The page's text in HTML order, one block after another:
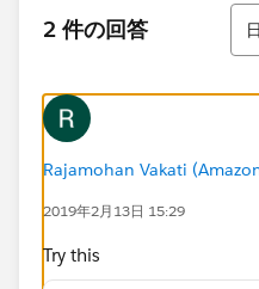
2 件の回答
並
Rajamohan Vakati
2019年2月13日 15:29
Try this